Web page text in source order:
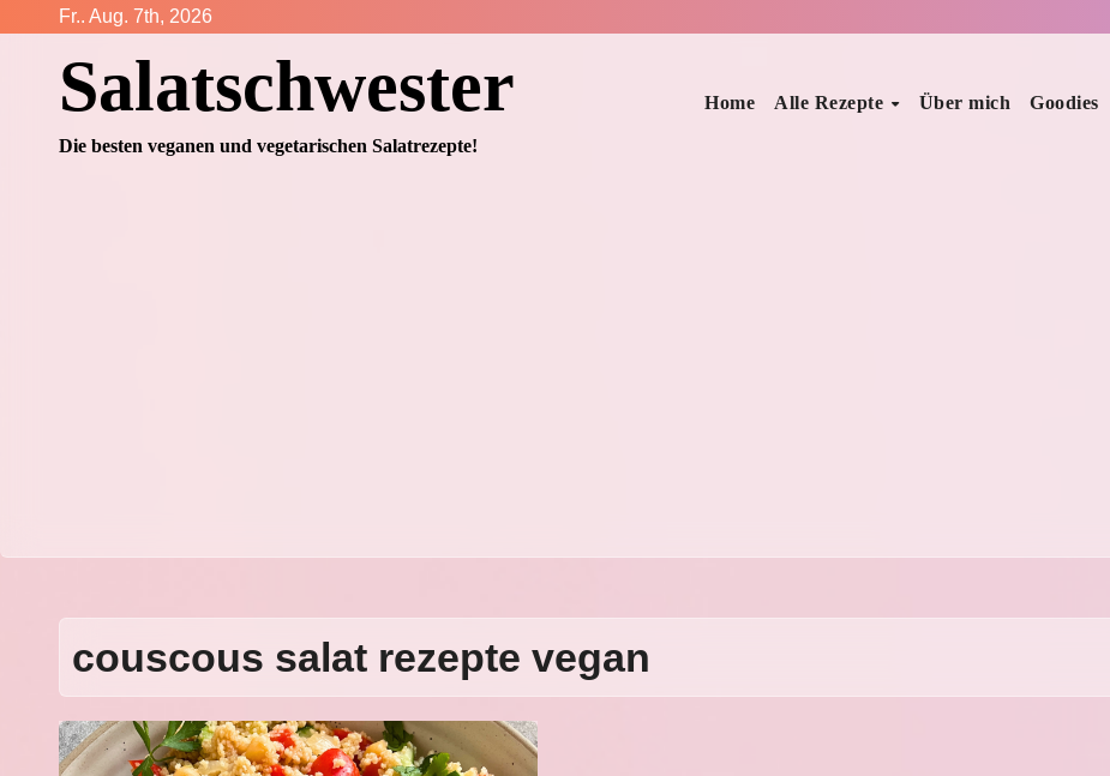
springen
Fr.. Aug. 7th, 2026
Salatschwester
Die besten veganen und vegetarischen Salatrezepte!
Home Alle Rezepte Über mich Goodies
couscous salat rezepte vegan